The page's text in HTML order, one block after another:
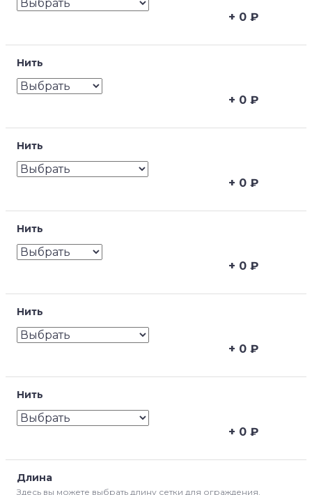
0 ₽
Нить
0 ₽
Нить
0 ₽
Нить
0 ₽
Нить
0 ₽
Нить
0 ₽
Длина
Здесь вы можете выбрать длину сетки для ограждения,